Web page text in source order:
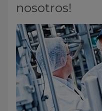
nosotros!